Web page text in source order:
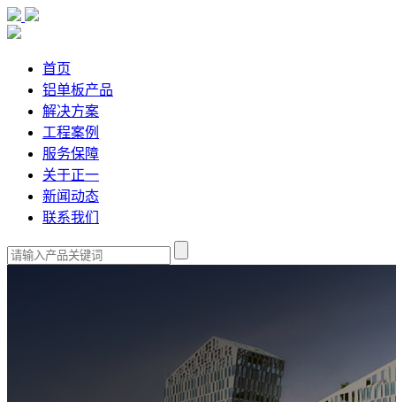
首页
铝单板产品
解决方案
工程案例
服务保障
关于正一
新闻动态
联系我们